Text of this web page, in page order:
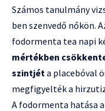
Számos tanulmány
ben szenvedő nőkön.
fodormenta tea napi
mértékben
szintjét a placebóval
megfigyelték a
A fodormenta hatása